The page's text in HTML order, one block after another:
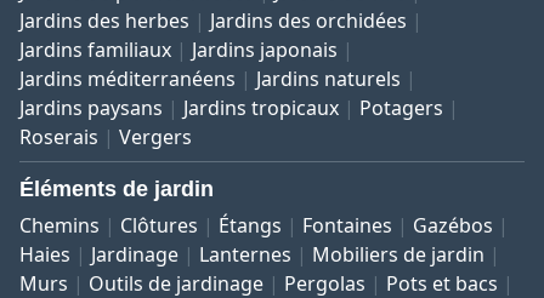
Jardins des herbes
Jardins des orchidées
Jardins familiaux
Jardins japonais
Jardins méditerranéens
Jardins naturels
Jardins paysans
Jardins tropicaux
Potagers
Roserais
Vergers
Éléments de jardin
Chemins Clôtures Étangs Fontaines
Gazébos
Haies
Jardinage Lanternes
Mobiliers de jardin
Murs
Outils de jardinage Pergolas
Pots et bacs